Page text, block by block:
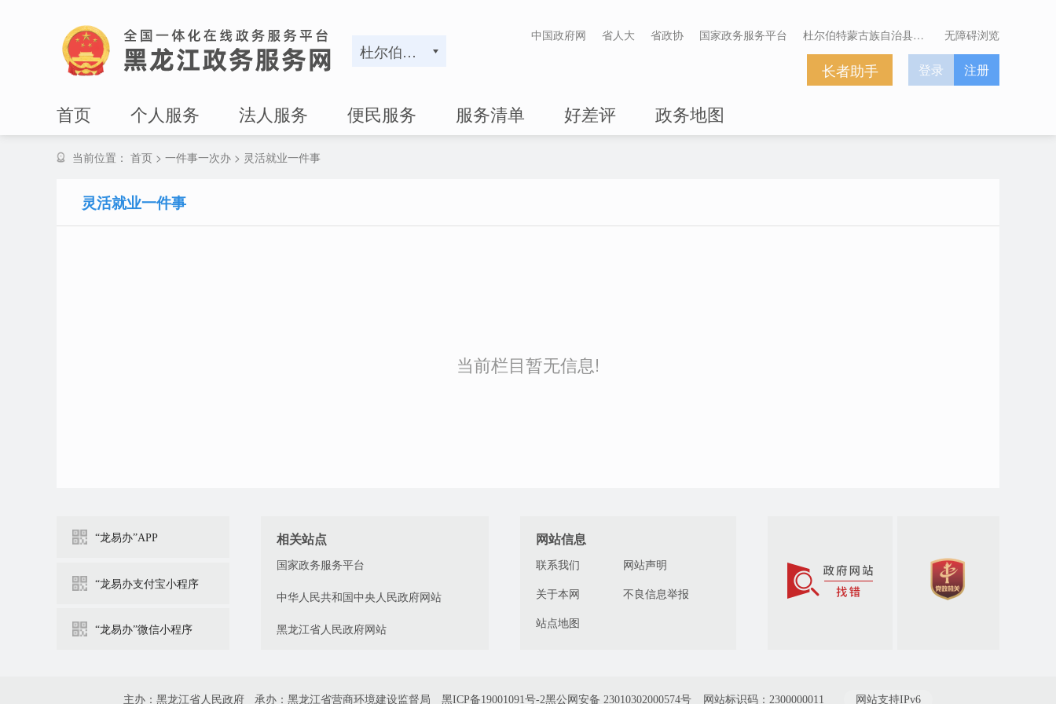
杜尔伯特蒙古族自治县
中国政府网 省人大 省政协 国家政务服务平台 杜尔伯特蒙古族自治县人民政府 无障碍浏览
首页 个人服务 法人服务 便民服务 服务清单 好差评 政务地图
登录 注册
长者助手
当前位置： 首页 > 一件事一次办 > 灵活就业一件事
灵活就业一件事
当前栏目暂无信息!
“龙易办”APP
“龙易办支付宝小程序
“龙易办”微信小程序
相关站点
国家政务服务平台
中华人民共和国中央人民政府网站
黑龙江省人民政府网站
网站信息
联系我们 网站声明
关于本网 不良信息举报
站点地图
主办：黑龙江省人民政府 承办：黑龙江省营商环境建设监督局 黑ICP备19001091号-2黑公网安备 23010302000574号 网站标识码：2300000011 网站支持IPv6